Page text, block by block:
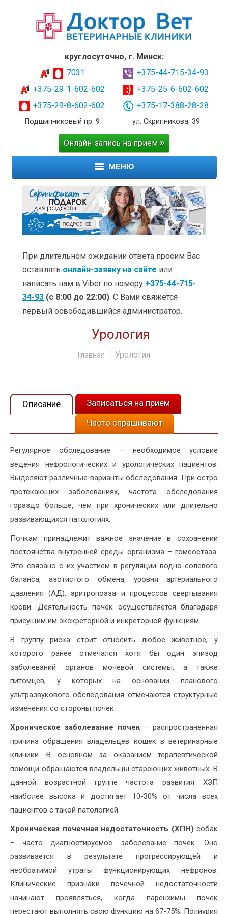
круглосуточно, г. Минск:
7031
+375-29-1-602-602
+375-29-8-602-602
Подшипниковый пр. 9
+375-44-715-34-93
+375-25-6-602-602
+375-17-388-28-28
ул. Скрипникова, 39
Онлайн-запись на прием
МЕНЮ
ГЛАВНАЯ
УСЛУГИ
ЦЕНЫ
ОБУЧЕНИЕ
При длительном ожидании ответа просим Вас
оставлять онлайн-заявку на сайте или
написать нам в Viber по номеру +375-44-715-
34-93 (с 8:00 до 22:00). С Вами свяжется
первый освободившийся администратор.
Урология
Главная Урология
Описание
Записаться на приём
Часто спрашивают
Регулярное обследование – необходимое условие
ведения нефрологических и урологических пациентов.
Выделяют различные варианты обследования. При остро
протекающих заболеваниях, частота обследования
гораздо больше, чем при хронических или длительно
развивающихся патологиях.
Почкам принадлежит важное значение в сохранении
постоянства внутренней среды организма – гомеостаза.
Это связано с их участием в регуляции водно-солевого
баланса, азотистого обмена, уровня артериального
давления (АД), эритропоэза и процессов свертывания
крови. Деятельность почек осуществляется благодаря
присущим им экскреторной и инкреторной функциям.
В группу риска стоит относить любое животное, у
которого ранее отмечался хотя бы один эпизод
заболеваний органов мочевой системы, а также
питомцев, у которых на основании планового
ультразвукового обследования отмечаются структурные
изменения со стороны почек.
Хроническое заболевание почек– распространенная
причина обращения владельцев кошек в ветеринарные
клиники. В основном за оказанием терапевтической
помощи обращаются владельцы стареющих животных. В
данной возрастной группе частота развития ХЗП
наиболее высока и достигает 10-30% от числа всех
пациентов с такой патологией.
Хроническая почечная недостаточность (ХПН) собак
– часто диагностируемое заболевание почек. Оно
развивается в результате прогрессирующей и
необратимой утраты функционирующих нефронов.
Клинические признаки почечной недостаточности
начинают проявляться, когда паренхимы почек
перестают выполнять свою функцию на 67-75%. Полиурия